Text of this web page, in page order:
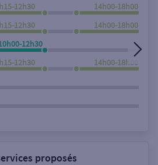
12h30 14h00-18h00
12h30 14h00-18h00
12h30
12h30 14h00-18h00
proposés